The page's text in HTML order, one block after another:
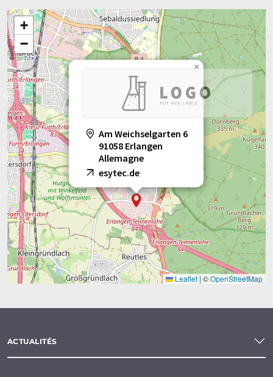
Am Weichselgarten 6
91058 Erlangen
Allemagne
esytec.de
×
+
−
Leaflet | ©OpenStreetMap
ACTUALITÉS